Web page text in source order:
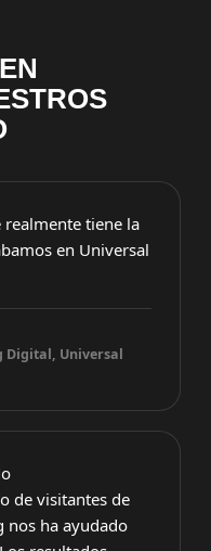
realmente tiene la
en Universal
Digital, Universal
de visitantes de
nos ha ayudado